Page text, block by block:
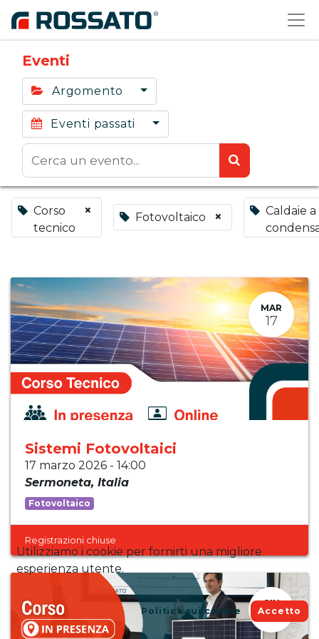
Eventi
Argomento
Eventi passati
Corso
tecnico
× Fotovoltaico ×
Caldaie a
MAR
17
Sistemi Fotovoltaici
17 marzo 2026 - 14:00
Sermoneta, Italia
Fotovoltaico
Registrazioni chiuse
GIU
26
Utilizziamo i cookie per fornirti una migliore
esperienza utente.
Politica sui cookie Accetto